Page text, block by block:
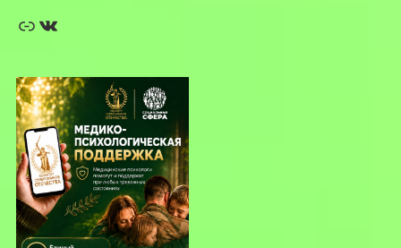
Ссылка